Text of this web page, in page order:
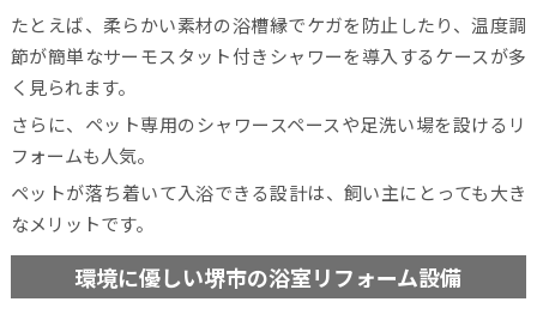
たとえば、柔らかい素材の浴槽縁でケガを防止したり、温度調
節が簡単なサーモスタット付きシャワーを導入するケースが多
く見られます。
さらに、ペット専用のシャワースペースや足洗い場を設けるリ
フォームも人気。
ペットが落ち着いて入浴できる設計は、飼い主にとっても大き
なメリットです。
環境に優しい堺市の浴室リフォーム設備